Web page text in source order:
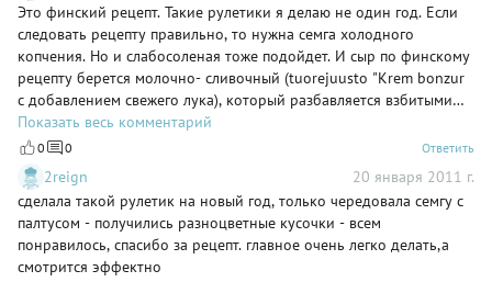
Это финский рецепт. Такие рулетики я делаю не один год. Если
следовать рецепту правильно, то нужна семга холодного
копчения. Но и слабосоленая тоже подойдет. И сыр по финскому
рецепту берется молочно- сливочный (tuorejuusto "Krem bonzur
с добавлением свежего лука), который разбавляется взбитыми
сливками, ну и укроп. Рулетики сворачиваются и убираются в
морозильник. Их даже можно делать заранее, так как с ними
ничего не случится. Так что попробуйте и такой вариант, и не
забудьте перед подачей сбрызнуть соком лимона.
Показать весь комментарий
0 0 Ответить
2reign
20 января 2011 г.
сделала такой рулетик на новый год, только чередовала семгу с
палтусом - получились разноцветные кусочки - всем
понравилось, спасибо за рецепт. главное очень легко делать,а
смотрится эффектно